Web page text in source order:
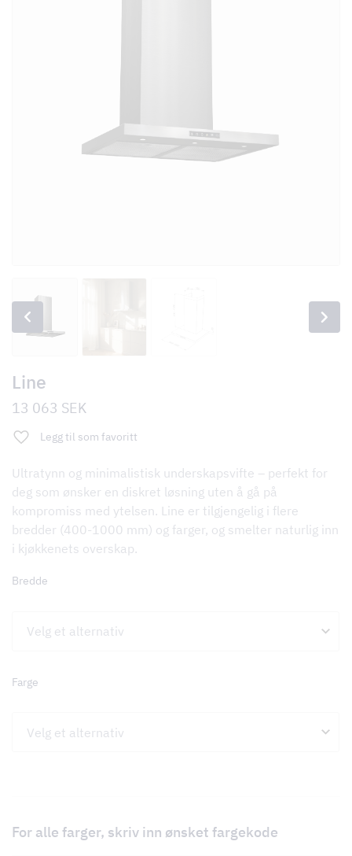
Line
13 063 SEK
Legg til som favoritt
Ultratynn og minimalistisk underskapsvifte – perfekt for
deg som ønsker en diskret løsning uten å gå på
kompromiss med ytelsen. Line er tilgjengelig i flere
bredder (400-1000 mm) og farger, og smelter naturlig inn
i kjøkkenets overskap.
Bredde
Farge
For alle farger, skriv inn ønsket fargekode